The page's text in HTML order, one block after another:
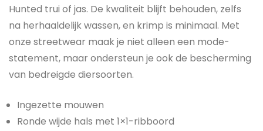
Hunted trui of jas. De kwaliteit blijft behouden, zelfs
na herhaaldelijk wassen, en krimp is minimaal. Met
onze streetwear maak je niet alleen een mode-
statement, maar ondersteun je ook de bescherming
van bedreigde diersoorten.
Ingezette mouwen
Ronde wijde hals met 1×1-ribboord